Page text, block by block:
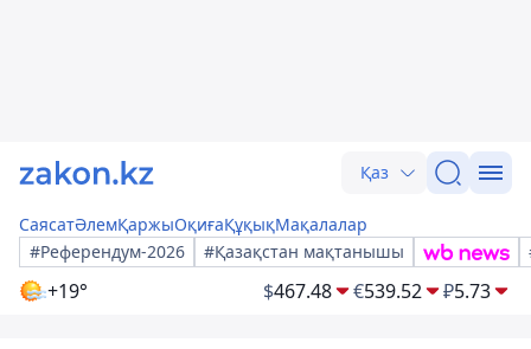
Қаз
СаясатӘлемҚаржыОқиғаҚұқықМақалалар
#Референдум-2026
#Қазақстан мақтанышы
+19° $467.48 €539.52 ₽5.73